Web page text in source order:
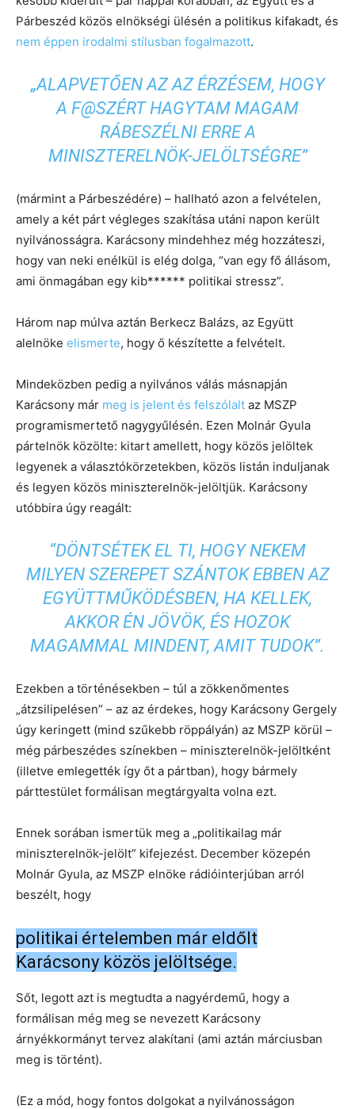
Párbeszéd közös elnökségi ülésén a politikus kifakadt, és
nem éppen irodalmi stílusban fogalmazott.
„ALAPVETŐEN AZ AZ ÉRZÉSEM, HOGY
A F@SZÉRT HAGYTAM MAGAM
RÁBESZÉLNI ERRE A
MINISZTERELNÖK-JELÖLTSÉGRE”
(mármint a Párbeszédére) – hallható azon a felvételen,
amely a két párt végleges szakítása utáni napon került
nyilvánosságra. Karácsony mindehhez még hozzáteszi,
hogy van neki enélkül is elég dolga, “van egy fő állásom,
ami önmagában egy kib****** politikai stressz”.
Három nap múlva aztán Berkecz Balázs, az Együtt
alelnöke elismerte, hogy ő készítette a felvételt.
Mindeközben pedig a nyilvános válás másnapján
Karácsony már meg is jelent és felszólalt az MSZP
programismertető nagygyűlésén. Ezen Molnár Gyula
pártelnök közölte: kitart amellett, hogy közös jelöltek
legyenek a választókörzetekben, közös listán induljanak
és legyen közös miniszterelnök-jelöltjük. Karácsony
utóbbira úgy reagált:
“DÖNTSÉTEK EL TI, HOGY NEKEM
MILYEN SZEREPET SZÁNTOK EBBEN AZ
EGYÜTTMŰKÖDÉSBEN, HA KELLEK,
AKKOR ÉN JÖVÖK, ÉS HOZOK
MAGAMMAL MINDENT, AMIT TUDOK”.
Ezekben a történésekben – túl a zökkenőmentes
„átzsilipelésen” – az az érdekes, hogy Karácsony Gergely
úgy keringett (mind szűkebb röppályán) az MSZP körül –
még párbeszédes színekben – miniszterelnök-jelöltként
(illetve emlegették így őt a pártban), hogy bármely
párttestület formálisan megtárgyalta volna ezt.
Ennek sorában ismertük meg a „politikailag már
miniszterelnök-jelölt” kifejezést. December közepén
Molnár Gyula, az MSZP elnöke rádióinterjúban arról
beszélt, hogy
politikai értelemben már eldőlt
Karácsony közös jelöltsége.
Sőt, legott azt is megtudta a nagyérdemű, hogy a
formálisan még meg se nevezett Karácsony
árnyékkormányt tervez alakítani (ami aztán márciusban
meg is történt).
(Ez a mód, hogy fontos dolgokat a nyilvánosságon